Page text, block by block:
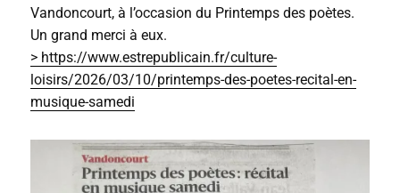
Vandoncourt, à l’occasion du Printemps des poètes.
Un grand merci à eux.
> https://www.estrepublicain.fr/culture-
loisirs/2026/03/10/printemps-des-poetes-recital-en-
musique-samedi